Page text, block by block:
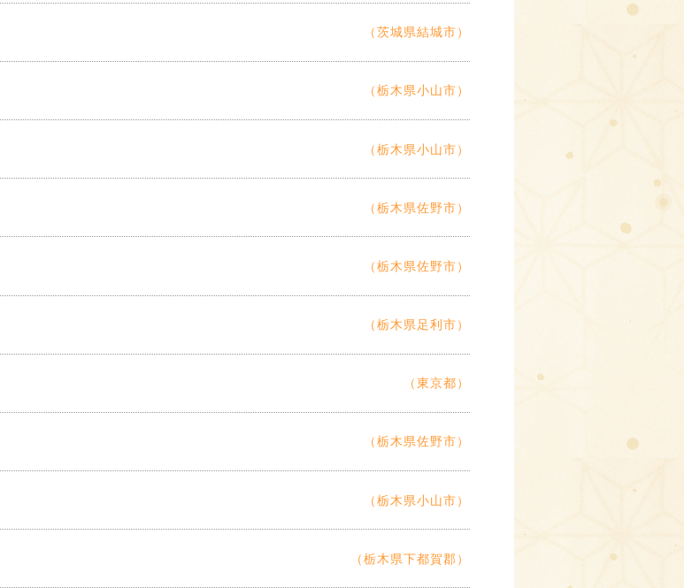
（茨城県結城市）
（栃木県小山市）
（栃木県小山市）
（栃木県佐野市）
（栃木県佐野市）
（栃木県足利市）
（東京都）
（栃木県佐野市）
（栃木県小山市）
（栃木県下都賀郡）